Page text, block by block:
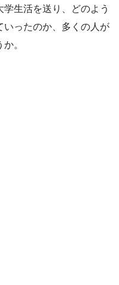
生活を送り、どのよう
いったのか、多くの人が
。